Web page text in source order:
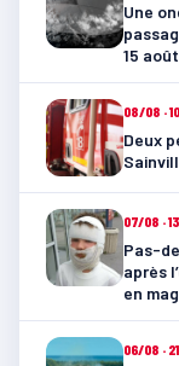
Une
15 août
08/08 ·
Deux
07/08 ·
Pas-
après
en
06/08 ·